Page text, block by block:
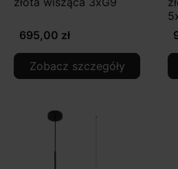
695,00 zł
Zobacz szczegóły